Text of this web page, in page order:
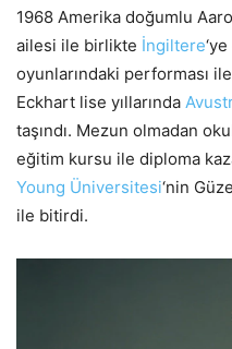
1968 Amerika doğumlu
ailesi ile birlikte İngiltere
oyunlarındaki performası
Eckhart lise yıllarında
taşındı. Mezun olmadan
eğitim kursu ile diploma
Young Üniversitesi‘nin
ile bitirdi.